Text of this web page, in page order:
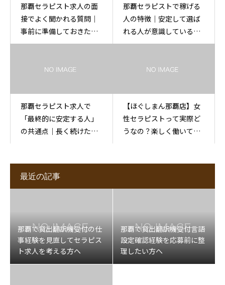
那覇セラピスト求人の面
接でよく聞かれる質問｜
事前に準備しておきたい
ポイント
那覇セラピストで稼げる
人の特徴｜安定して選ば
れる人が意識しているこ
と
那覇セラピスト求人で
「最終的に安定する人」
の共通点｜長く続けた人
【ほぐしまん那覇店】女
性セラピストって実際ど
うなの？楽しく働いてし
最近の記事
那覇で貸出翻訳機受付の仕
事経験を見直してセラピス
ト求人を考える方へ
那覇で貸出翻訳機受付言語
設定確認経験を応募前に整
理したい方へ